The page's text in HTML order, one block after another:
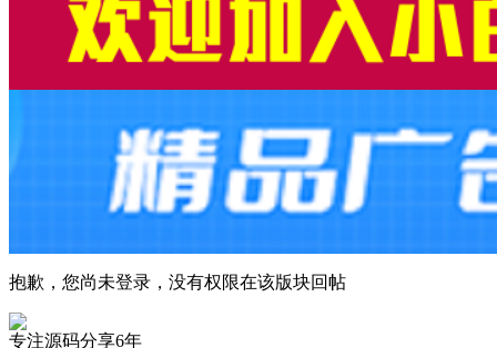
抱歉，您尚未登录，没有权限在该版块回帖
专注源码分享6年